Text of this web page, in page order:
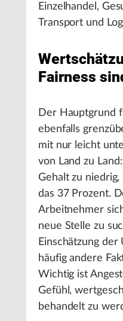
Einzelhandel,
Transport und
Fairness
Der Hauptgrund
ebenfalls
mit nur leicht
von Land zu
Gehalt zu
das 37 Prozent.
Arbeitnehmer
neue Stelle zu
Einschätzung
häufig andere
Wichtig ist
Gefühl,
behandelt zu